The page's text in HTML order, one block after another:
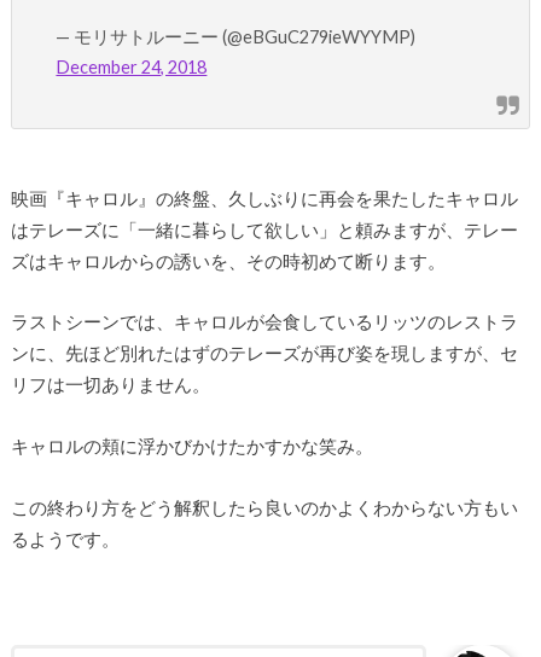
— モリサトルーニー (@eBGuC279ieWYYMP)
December 24, 2018
映画『キャロル』の終盤、久しぶりに再会を果たしたキャロル
はテレーズに「一緒に暮らして欲しい」と頼みますが、テレー
ズはキャロルからの誘いを、その時初めて断ります。
ラストシーンでは、キャロルが会食しているリッツのレストラ
ンに、先ほど別れたはずのテレーズが再び姿を現しますが、セ
リフは一切ありません。
キャロルの頬に浮かびかけたかすかな笑み。
この終わり方をどう解釈したら良いのかよくわからない方もい
るようです。